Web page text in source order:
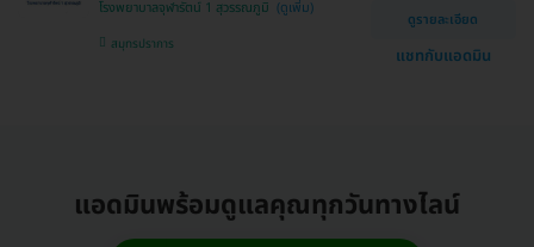
โรงพยาบาลจุฬารัตน์ 1 สุวรรณภูมิ
สมุทรปราการ
ดูรายละเอียด
แชทกับแอดมิน
แอดมินพร้อมดูแลคุณทุกวันทางไลน์